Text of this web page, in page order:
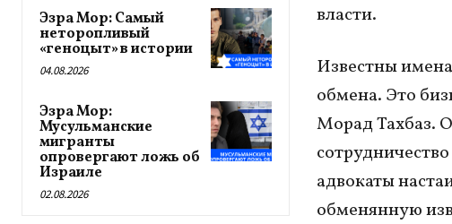
Эзра Мор: Самый
неторопливый
«геноцыт» в истории
04.08.2026
Эзра Мор:
Мусульманские
мигранты
опровергают ложь об
Израиле
02.08.2026
власти.
Известны
обмена. Это
Морад Тахбаз.
адвокаты
обменянную